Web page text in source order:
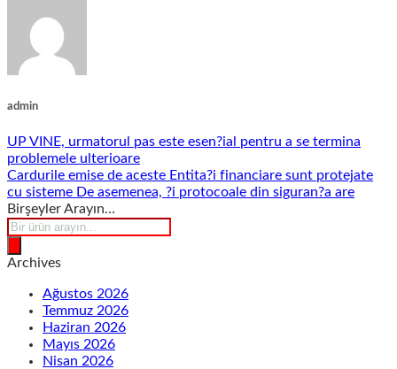
admin
UP VINE, urmatorul pas este esen?ial pentru a se termina
problemele ulterioare
Cardurile emise de aceste Entita?i financiare sunt protejate
cu sisteme De asemenea, ?i protocoale din siguran?a are
Birşeyler Arayın…
Products
search
Archives
Ağustos 2026
Temmuz 2026
Haziran 2026
Mayıs 2026
Nisan 2026